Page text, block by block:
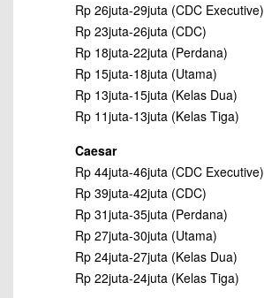
Rp 26juta-29juta (CDC Executive)
Rp 23juta-26juta (CDC)
Rp 18juta-22juta (Perdana)
Rp 15juta-18juta (Utama)
Rp 13juta-15juta (Kelas Dua)
Rp 11juta-13juta (Kelas Tiga)
Caesar
Rp 44juta-46juta (CDC Executive)
Rp 39juta-42juta (CDC)
Rp 31juta-35juta (Perdana)
Rp 27juta-30juta (Utama)
Rp 24juta-27juta (Kelas Dua)
Rp 22juta-24juta (Kelas Tiga)